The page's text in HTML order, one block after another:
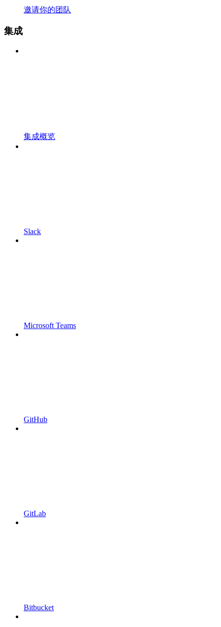
邀请你的团队
集成
集成概览
Slack
Microsoft Teams
GitHub
GitLab
Bitbucket